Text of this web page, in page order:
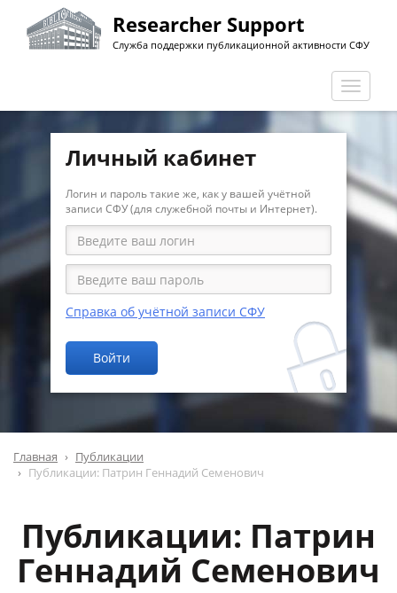
Перейти
основному
Researcher Support
Служба поддержки публикационной активности СФУ
Личный кабинет
Логин и пароль такие же, как у вашей учётной
записи СФУ (для служебной почты и Интернет).
Справка об учётной записи СФУ
Войти
Главная
Публикации
Публикации: Патрин Геннадий Семенович
Публикации: Патрин
Геннадий Семенович